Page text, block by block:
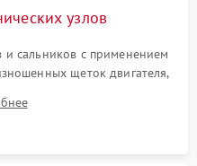
узлов
сальников с применением
щеток двигателя,
манжеты.